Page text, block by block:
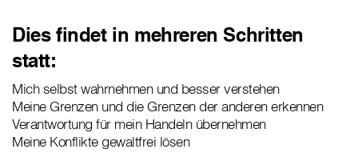
Dies findet in mehreren Schritten
statt:
Mich selbst wahrnehmen und besser verstehen
Meine Grenzen und die Grenzen der anderen erkennen
Verantwortung für mein Handeln übernehmen
Meine Konflikte gewaltfrei lösen